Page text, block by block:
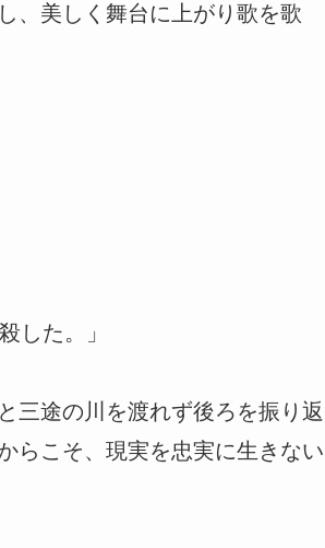
、美しく舞台に上がり歌を歌
した。」
三途の川を渡れず後ろを振り返
らこそ、現実を忠実に生きない